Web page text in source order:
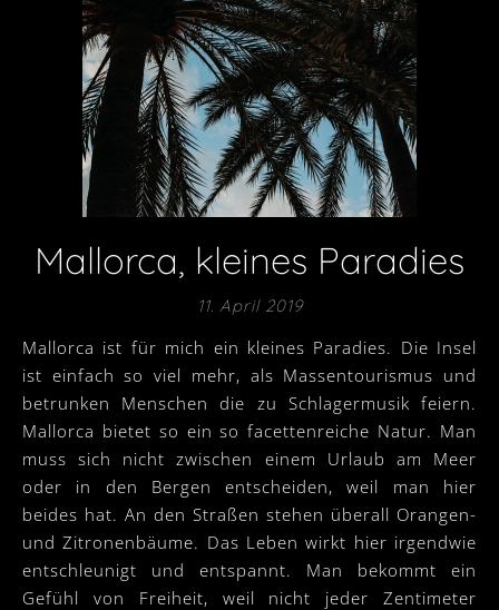
Mallorca, kleines Paradies
11. April 2019
Mallorca ist für mich ein kleines Paradies. Die Insel
ist einfach so viel mehr, als Massentourismus und
betrunken Menschen die zu Schlagermusik feiern.
Mallorca bietet so ein so facettenreiche Natur. Man
muss sich nicht zwischen einem Urlaub am Meer
oder in den Bergen entscheiden, weil man hier
beides hat. An den Straßen stehen überall Orangen-
und Zitronenbäume. Das Leben wirkt hier irgendwie
entschleunigt und entspannt. Man bekommt ein
Gefühl von Freiheit, weil nicht jeder Zentimeter